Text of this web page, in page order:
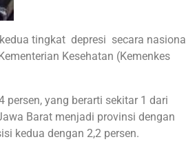
tingkat depresi secara nasional
Kesehatan (Kemenkes
persen, yang berarti sekitar 1 dari
Barat menjadi provinsi dengan
kedua dengan 2,2 persen.